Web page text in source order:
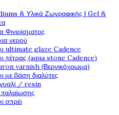
& Υλικά Ζωγραφικής | Gel &
Φινιρίσματος
νερού
ultimate glaze Cadence
πέτρας (aqua stone Cadence)
varnish (Βερνικόχρωμα)
με βάση διαλύτες
/ resin
παλαίωσης
σπρέι